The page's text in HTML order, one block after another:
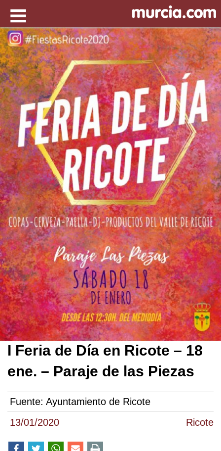
13/01/2020 Ricote
I Feria de Día en Ricote – 18
ene. – Paraje de las Piezas
Fuente: Ayuntamiento de Ricote